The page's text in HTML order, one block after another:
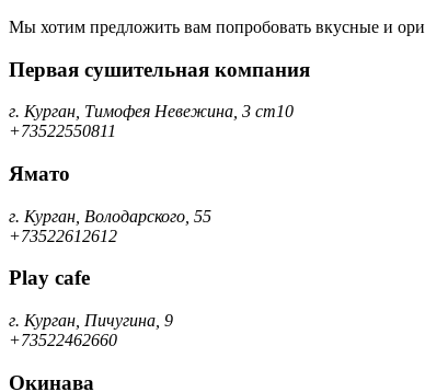
Мы хотим предложить вам попробовать вкусные и
Первая сушительная компания
г. Курган, Тимофея Невежина, 3 ст10
+73522550811
Ямато
г. Курган, Володарского, 55
+73522612612
Play cafe
г. Курган, Пичугина, 9
+73522462660
Окинава